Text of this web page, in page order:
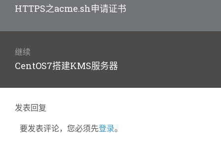
航
上
文
章：
HTTPS之acme.sh申请证书
继续
下
文
章：
CentOS7搭建KMS服务器
发表回复
要发表评论，您必须先登录。